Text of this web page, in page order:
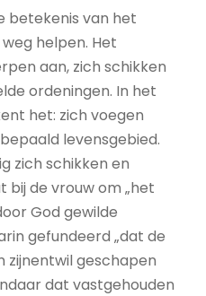
betekenis van het
helpen. Het
aan, zich schikken
ordeningen. In het
het: zich voegen
levensgebied.
zich schikken en
bij de vrouw om „het
God gewilde
gefundeerd „dat de
zijnentwil geschapen
dat vastgehouden